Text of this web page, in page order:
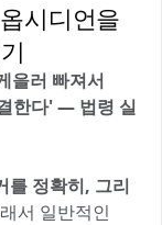
시디언을
을러 빠져서
한다' — 법령 실
를 정확히, 그리
서 일반적인